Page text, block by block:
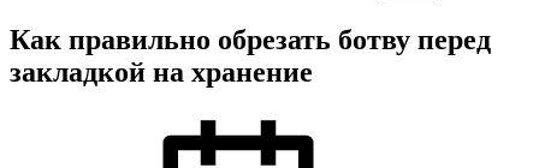
Как правильно обрезать ботву перед
закладкой на хранение